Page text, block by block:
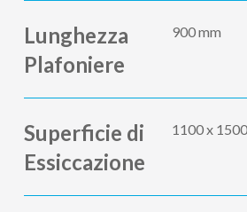
Lunghezza
Plafoniere
900 mm
Superficie di
Essiccazione
1100 x